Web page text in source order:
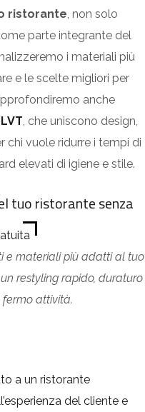
ristorante, non solo
parte integrante del
i materiali più
e le scelte migliori per
anche
LVT, che uniscono design,
chi vuole ridurre i tempi di
elevati di igiene e stile.
tuo ristorante senza
e materiali più adatti al tuo
restyling rapido, duraturo
attività.
a un ristorante
del cliente e